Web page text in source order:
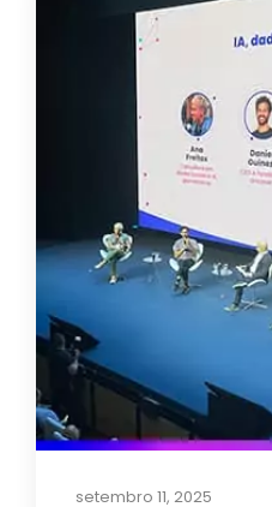
setembro 11, 2025